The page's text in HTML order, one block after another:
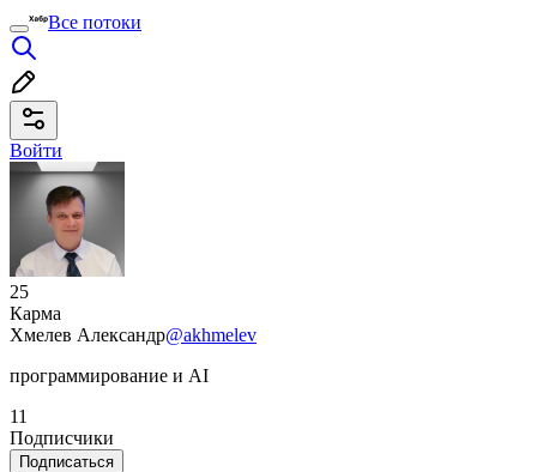
Все потоки
Войти
25
Карма
Хмелев Александр@akhmelev
программирование и AI
11
Подписчики
Подписаться